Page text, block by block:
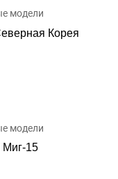
модели
Корея
модели
Миг-15